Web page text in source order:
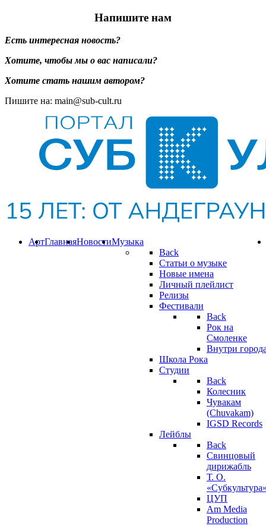
Напишите нам
Есть интересная новость?
Хотите, чтобы мы о вас написали?
Хотите стать нашим автором?
Пишите на: main@sub-cult.ru
Музыка
Back
Статьи о музыке
Новые имена
Личный плейлист
Релизы
Фестивали
Back
Рок на
Смоленке
Внутри
Школа Рока
Студии
Back
Колесник
Чувакам
(Chuvakam)
IGSD Records
Лейблы
Back
Свинцовый
дирижабль
Т. О.
ЦУП
Am Media
Production
Новости
Главная
Арт